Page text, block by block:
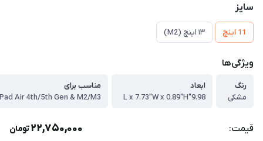
سایز
11 اینچ ۱۳ اینچ (M2)
ویژگی‌ها
رنگ
مشکی
ابعاد
9.98"L x 7.73"W x 0.89"H
مناسب برای
Air 4th/5th Gen & M2/M3
قیمت: 22,750,000تومان